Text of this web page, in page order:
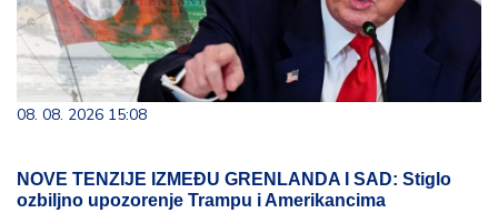
08. 08. 2026 15:08
NOVE TENZIJE IZMEĐU GRENLANDA I SAD: Stiglo
ozbiljno upozorenje Trampu i Amerikancima